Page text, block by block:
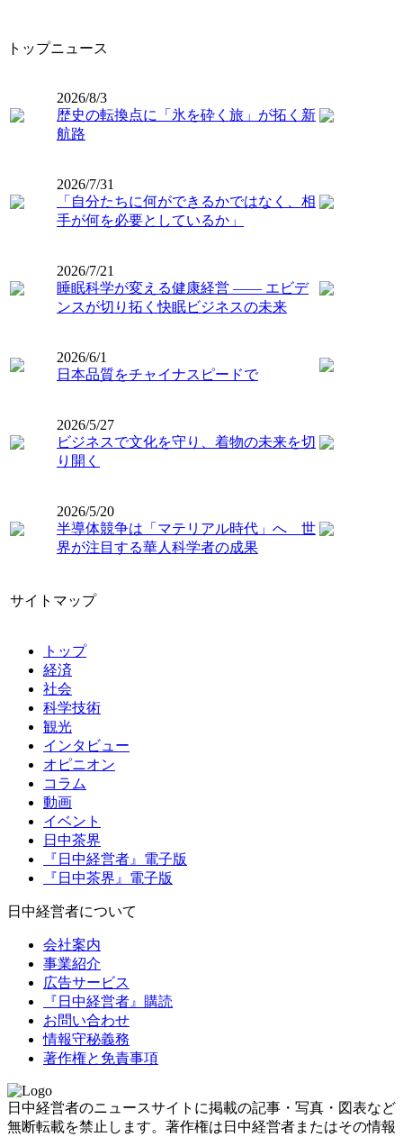
トップニュース
2026/8/3
歴史の転換点に「氷を砕く旅」が拓く新
航路
2026/7/31
「自分たちに何ができるかではなく、相
手が何を必要としているか」
2026/7/21
睡眠科学が変える健康経営 ―― エビデ
ンスが切り拓く快眠ビジネスの未来
2026/6/1
日本品質をチャイナスピードで
2026/5/27
ビジネスで文化を守り、着物の未来を切
り開く
2026/5/20
半導体競争は「マテリアル時代」へ 世
界が注目する華人科学者の成果
サイトマップ
トップ
経済
社会
科学技術
観光
インタビュー
オピニオン
コラム
動画
イベント
日中茶界
『日中経営者』電子版
『日中茶界』電子版
日中経営者について
会社案内
事業紹介
広告サービス
『日中経営者』購読
お問い合わせ
情報守秘義務
著作権と免責事項
日中経営者のニュースサイトに掲載の記事・写真・図表など
無断転載を禁止します。著作権は日中経営者またはその情報